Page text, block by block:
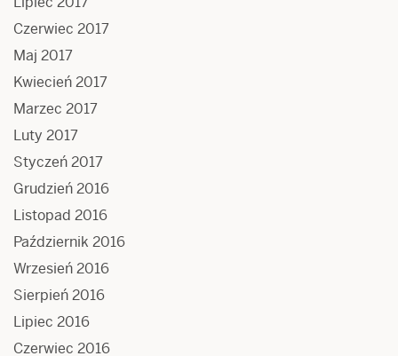
Czerwiec 2017
Maj 2017
Kwiecień 2017
Marzec 2017
Luty 2017
Styczeń 2017
Grudzień 2016
Listopad 2016
Październik 2016
Wrzesień 2016
Sierpień 2016
Lipiec 2016
Czerwiec 2016